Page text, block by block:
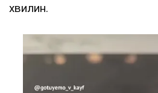
хвилин.